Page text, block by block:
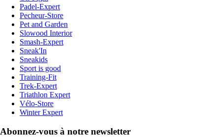
Padel-Expert
Pecheur-Store
Pet and Garden
Slowood Interior
Smash-Expert
Sneak'In
Sneakids
Sport is good
Training-Fit
Trek-Expert
Triathlon Expert
Vélo-Store
Winter Expert
Abonnez-vous à notre newsletter